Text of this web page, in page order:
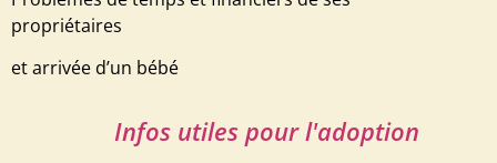
propriétaires
et arrivée d’un bébé
Infos utiles pour l'adoption